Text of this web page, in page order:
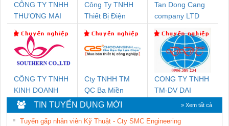
CÔNG TY TNHH
THƯƠNG MẠI
NAM
Công Ty TNHH
Thiết Bị Điện
Tan Dong Cang
company LTD
CÔNG TY TNHH
KINH DOANH
DỊCH VỤ XNK
PHƯƠNG NAM
Cty TNHH TM
QC Ba Miền
CONG TY TNHH
TM-DV DAI
DONG THANH
TIN TUYỂN DỤNG MỚI » Xem tất cả
Tuyển gấp nhân viên Kỹ Thuật - Cty SMC Engineering